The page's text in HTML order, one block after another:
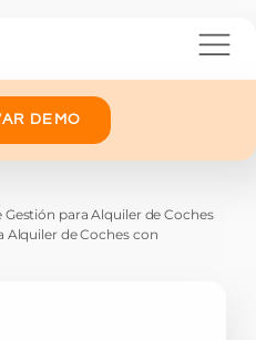
DEMO
Gestión para Alquiler de Coches
Alquiler de Coches con